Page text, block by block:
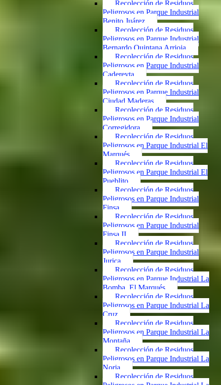
Recolección de Residuos
Peligrosos en Parque Industrial
Benito Juárez
Recolección de Residuos
Peligrosos en Parque Industrial
Bernardo Quintana Arrioja
Recolección de Residuos
Peligrosos en Parque Industrial
Cadereyta
Recolección de Residuos
Peligrosos en Parque Industrial
Ciudad Maderas
Recolección de Residuos
Peligrosos en Parque Industrial
Corregidora
Recolección de Residuos
Peligrosos en Parque Industrial El
Marqués
Recolección de Residuos
Peligrosos en Parque Industrial El
Pueblito
Recolección de Residuos
Peligrosos en Parque Industrial
Finsa
Recolección de Residuos
Peligrosos en Parque Industrial
Finsa II
Recolección de Residuos
Peligrosos en Parque Industrial
Jurica
Recolección de Residuos
Peligrosos en Parque Industrial La
Bomba, El Marqués
Recolección de Residuos
Peligrosos en Parque Industrial La
Cruz
Recolección de Residuos
Peligrosos en Parque Industrial La
Montaña
Recolección de Residuos
Peligrosos en Parque Industrial La
Noria
Recolección de Residuos